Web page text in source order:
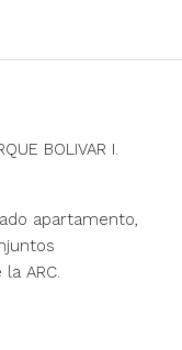
BOLIVAR I.
apartamento,
ARC.